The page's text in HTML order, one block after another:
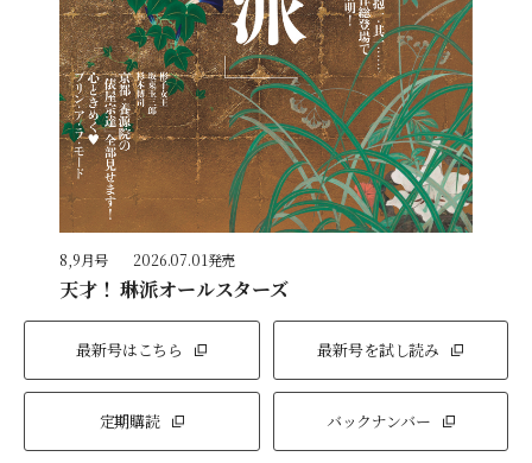
8,9月号 2026.07.01発売
天才！ 琳派オールスターズ
最新号はこちら 最新号を試し読み
定期購読 バックナンバー